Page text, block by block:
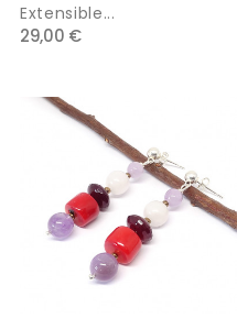
Extensible...
29,00 €